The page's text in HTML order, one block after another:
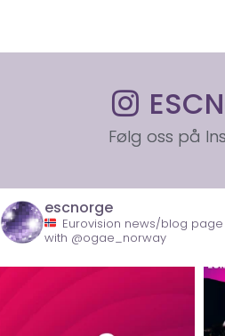
Følg oss på
escnorge
Eurovision news/blog page
with @ogae_norway